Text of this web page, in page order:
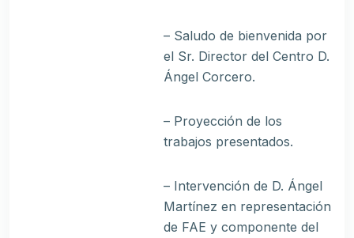
– Saludo de bienvenida por
el Sr. Director del Centro D.
Ángel Corcero.
– Proyección de los
trabajos presentados.
– Intervención de D. Ángel
Martínez en representación
de FAE y componente del